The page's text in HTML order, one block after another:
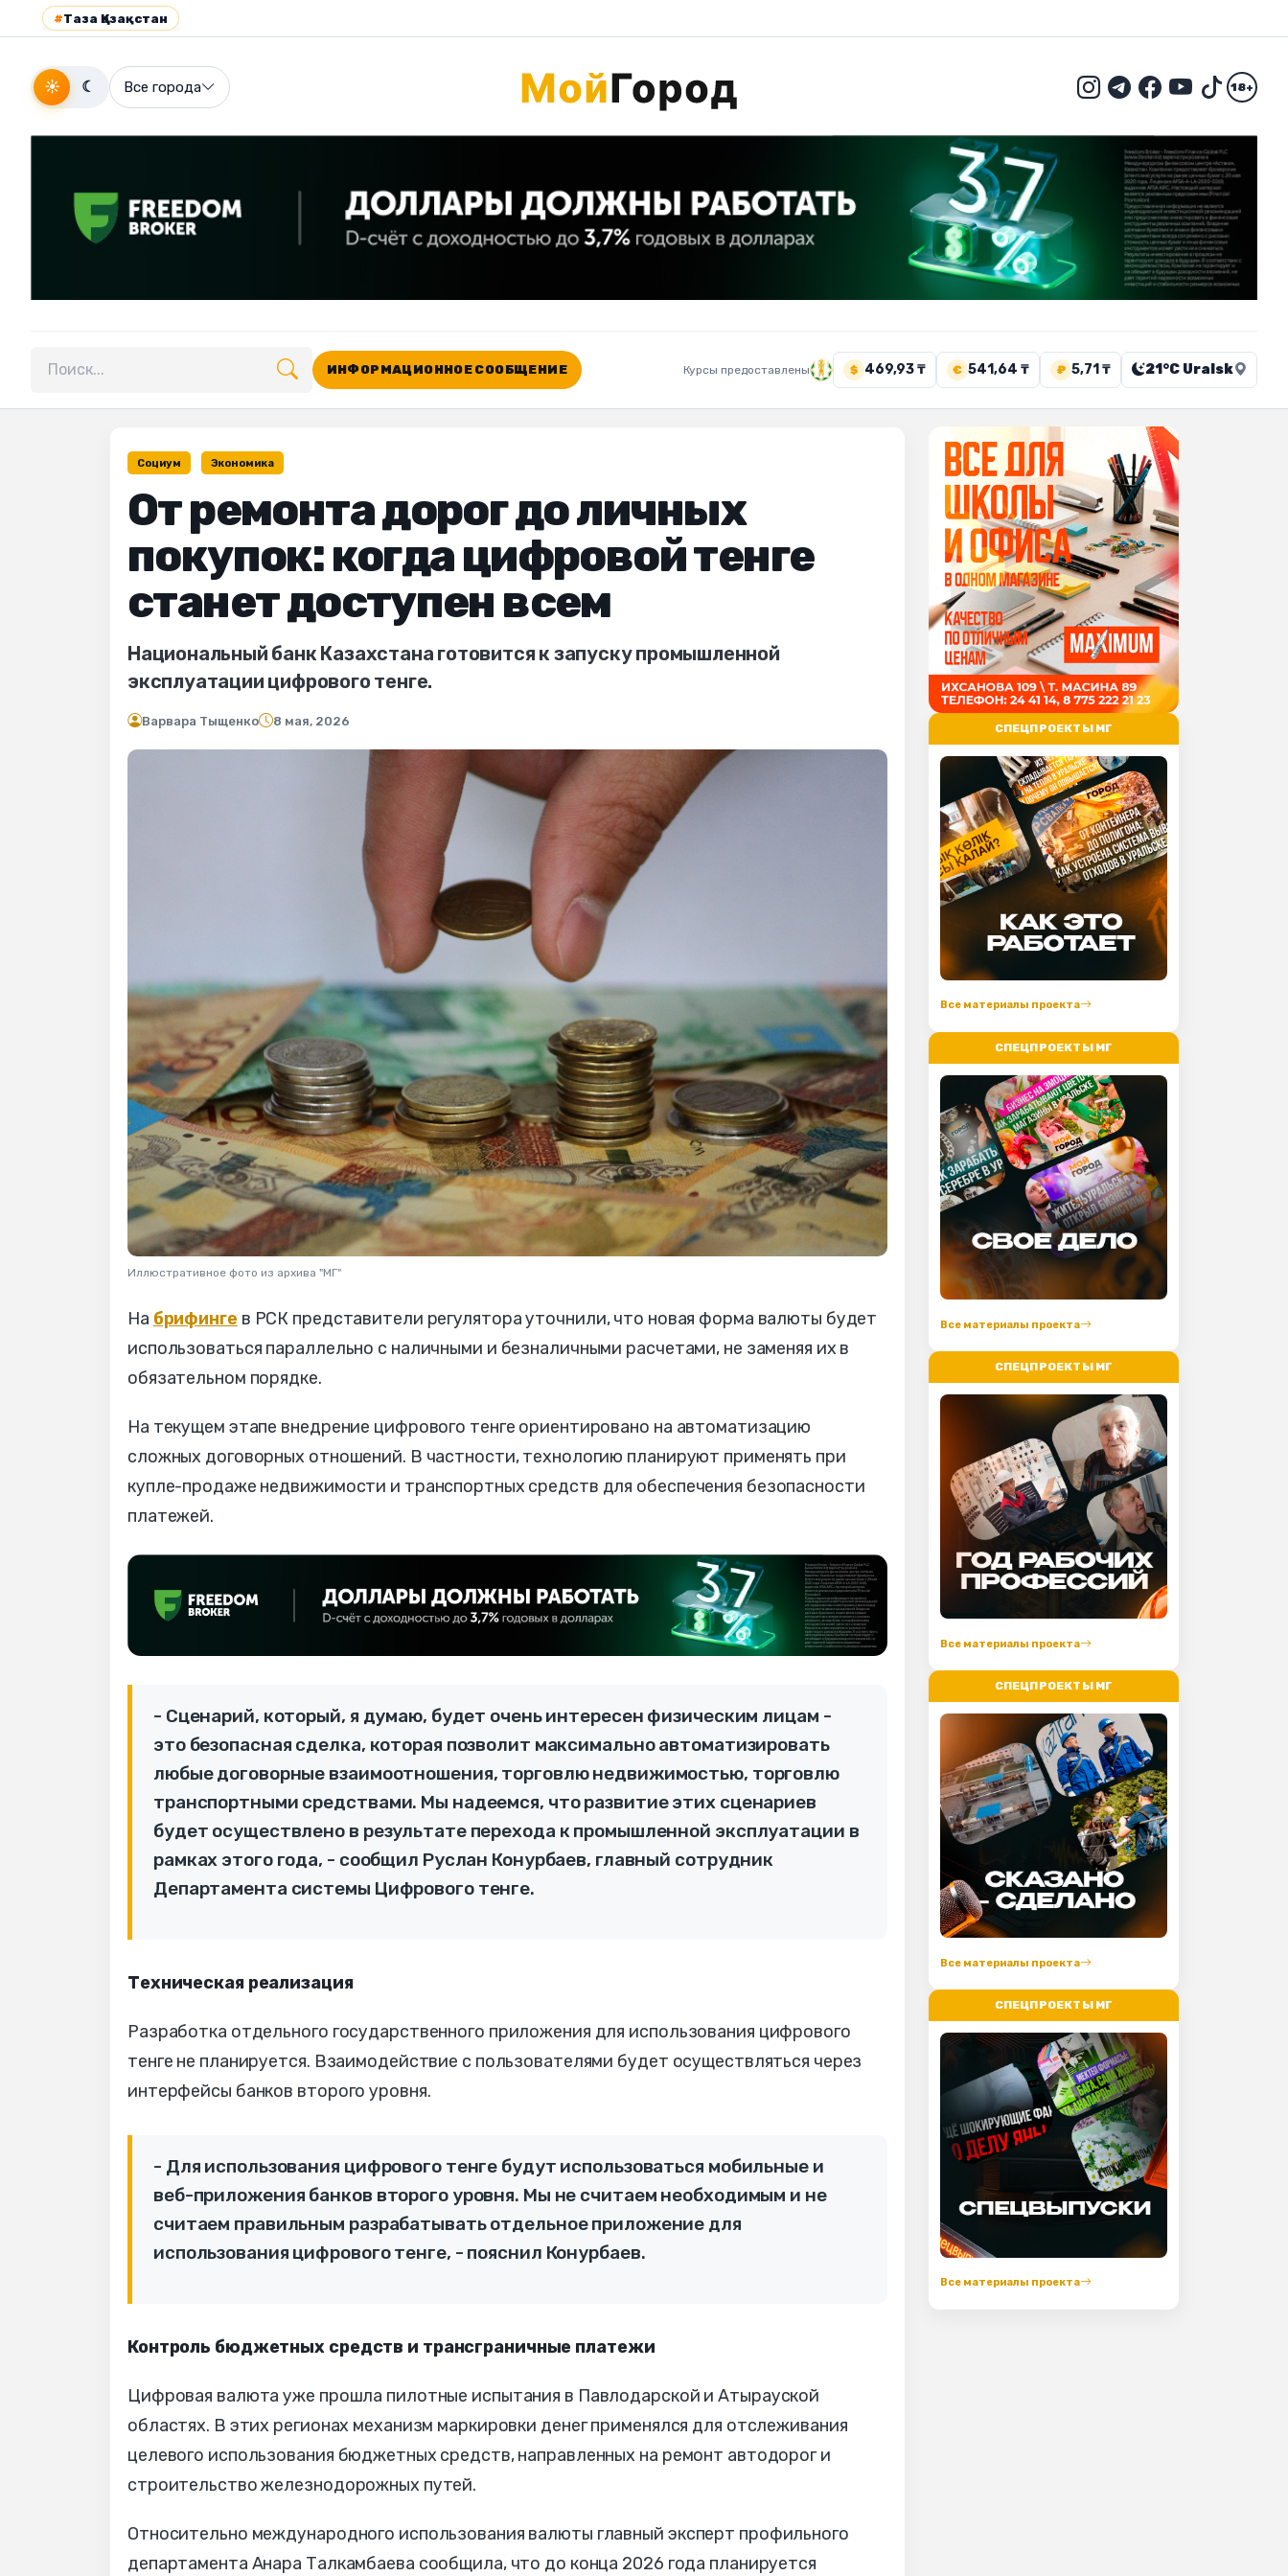
#Таза Қазақстан
☀ ☾ Все города 18+
Поиск по сайту
ИНФОРМАЦИОННОЕ СООБЩЕНИЕ Курсы предоставлены $ 469,93 ₸ € 541,64 ₸ ₽ 5,71 ₸ 21°C Uralsk
Социум Экономика
От ремонта дорог до личных
покупок: когда цифровой тенге
станет доступен всем
Национальный банк Казахстана готовится к запуску промышленной
эксплуатации цифрового тенге.
Варвара Тыщенко 8 мая, 2026
Иллюстративное фото из архива "МГ"
На брифинге в РСК представители регулятора уточнили, что новая форма валюты будет
использоваться параллельно с наличными и безналичными расчетами, не заменяя их в
обязательном порядке.
На текущем этапе внедрение цифрового тенге ориентировано на автоматизацию
сложных договорных отношений. В частности, технологию планируют применять при
купле-продаже недвижимости и транспортных средств для обеспечения безопасности
платежей.
- Сценарий, который, я думаю, будет очень интересен физическим лицам -
это безопасная сделка, которая позволит максимально автоматизировать
любые договорные взаимоотношения, торговлю недвижимостью, торговлю
транспортными средствами. Мы надеемся, что развитие этих сценариев
будет осуществлено в результате перехода к промышленной эксплуатации в
рамках этого года, - сообщил Руслан Конурбаев, главный сотрудник
Департамента системы Цифрового тенге.
Техническая реализация
Разработка отдельного государственного приложения для использования цифрового
тенге не планируется. Взаимодействие с пользователями будет осуществляться через
интерфейсы банков второго уровня.
- Для использования цифрового тенге будут использоваться мобильные и
веб-приложения банков второго уровня. Мы не считаем необходимым и не
считаем правильным разрабатывать отдельное приложение для
использования цифрового тенге, - пояснил Конурбаев.
Контроль бюджетных средств и трансграничные платежи
Цифровая валюта уже прошла пилотные испытания в Павлодарской и Атырауской
областях. В этих регионах механизм маркировки денег применялся для отслеживания
целевого использования бюджетных средств, направленных на ремонт автодорог и
строительство железнодорожных путей.
Относительно международного использования валюты главный эксперт профильного
департамента Анара Талкамбаева сообщила, что до конца 2026 года планируется
СПЕЦПРОЕКТЫ МГ
Все материалы проекта
СПЕЦПРОЕКТЫ МГ
Все материалы проекта
СПЕЦПРОЕКТЫ МГ
Все материалы проекта
СПЕЦПРОЕКТЫ МГ
Все материалы проекта
СПЕЦПРОЕКТЫ МГ
Все материалы проекта